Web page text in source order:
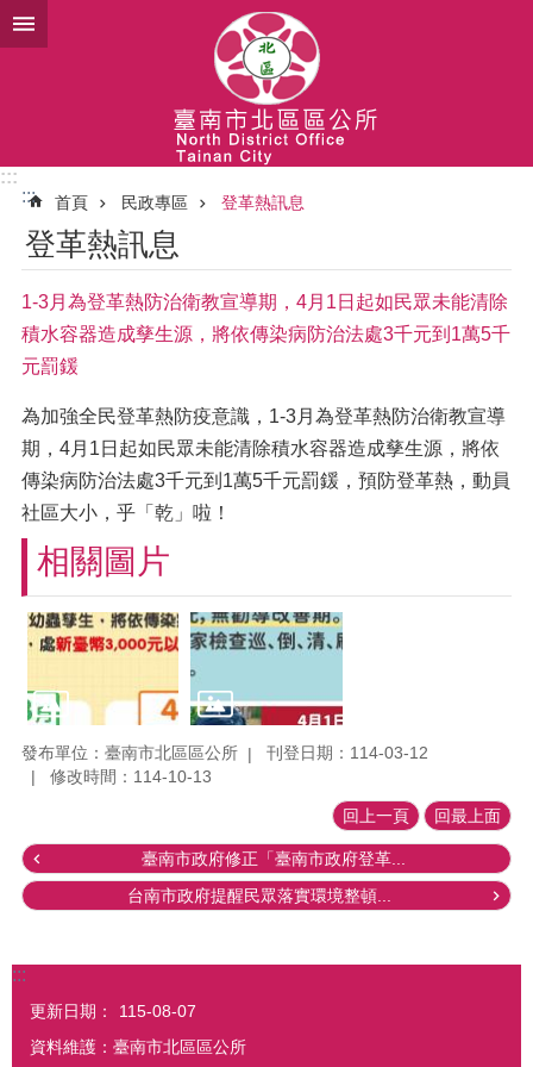
跳到主要內容區塊
:::
:::
首頁 民政專區 登革熱訊息
登革熱訊息
1-3月為登革熱防治衛教宣導期，4月1日起如民眾未能清除
積水容器造成孳生源，將依傳染病防治法處3千元到1萬5千
元罰鍰
為加強全民登革熱防疫意識，1-3月為登革熱防治衛教宣導
期，4月1日起如民眾未能清除積水容器造成孳生源，將依
傳染病防治法處3千元到1萬5千元罰鍰，預防登革熱，動員
社區大小，乎「乾」啦！
相關圖片
發布單位：臺南市北區區公所
刊登日期：114-03-12
修改時間：114-10-13
回上一頁 回最上面
臺南市政府修正「臺南市政府登革...
台南市政府提醒民眾落實環境整頓...
:::
更新日期：
115-08-07
資料維護：臺南市北區區公所